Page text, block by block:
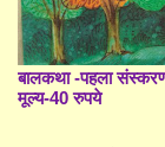
बालकथा -पहला
मूल्य-40 रुपये